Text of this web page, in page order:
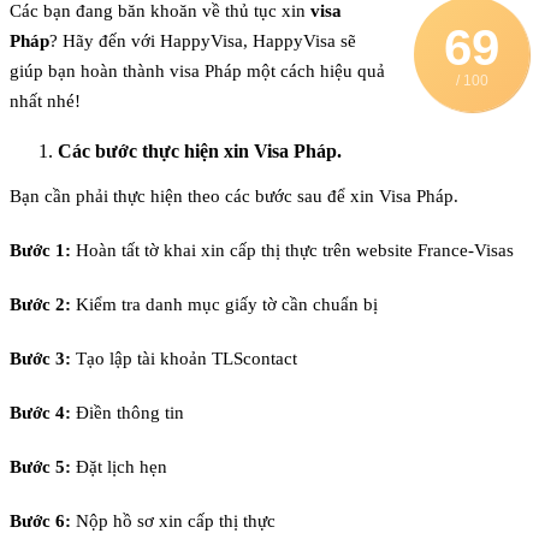
69
/ 100
Các bạn đang băn khoăn về thủ tục xin visa
Pháp? Hãy đến với HappyVisa, HappyVisa sẽ
giúp bạn hoàn thành visa Pháp một cách hiệu quả
nhất nhé!
Các bước thực hiện xin Visa Pháp.
Bạn cần phải thực hiện theo các bước sau để xin Visa Pháp.
Bước 1: Hoàn tất tờ khai xin cấp thị thực trên website France-Visas
Bước 2: Kiểm tra danh mục giấy tờ cần chuẩn bị
Bước 3: Tạo lập tài khoản TLScontact
Bước 4: Điền thông tin
Bước 5: Đặt lịch hẹn
Bước 6: Nộp hồ sơ xin cấp thị thực